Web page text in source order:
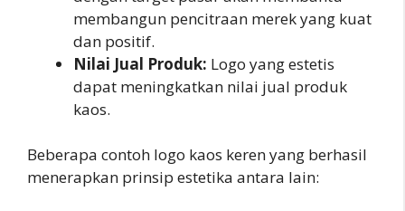
membangun pencitraan merek yang kuat
dan positif.
Nilai Jual Produk: Logo yang estetis
dapat meningkatkan nilai jual produk
kaos.
Beberapa contoh logo kaos keren yang berhasil
menerapkan prinsip estetika antara lain: